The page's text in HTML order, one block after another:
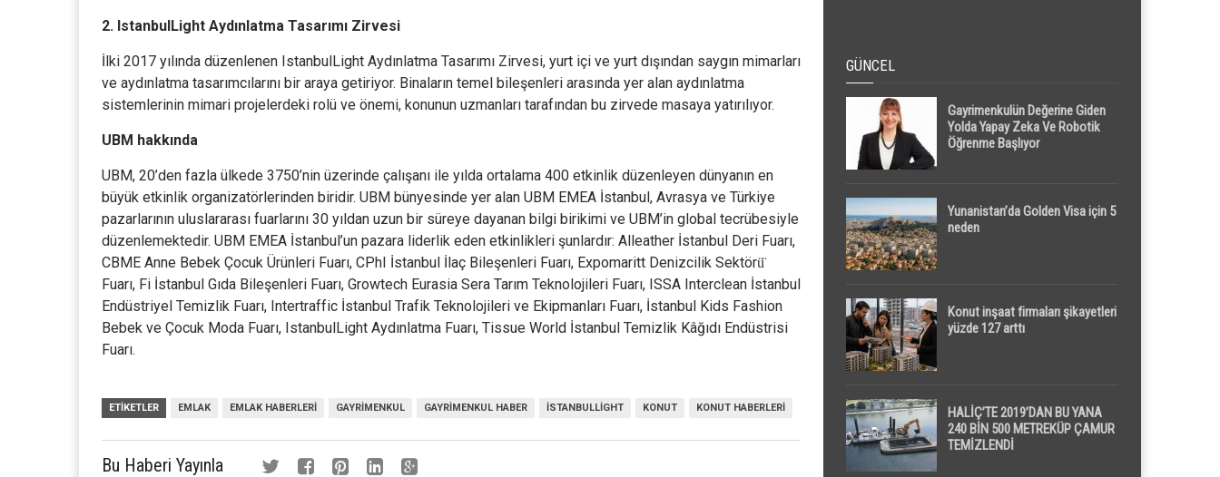
2. IstanbulLight Aydınlatma Tasarımı Zirvesi
İlki 2017 yılında düzenlenen IstanbulLight Aydınlatma Tasarımı Zirvesi, yurt içi ve yurt dışından saygın mimarları
ve aydınlatma tasarımcılarını bir araya getiriyor. Binaların temel bileşenleri arasında yer alan aydınlatma
sistemlerinin mimari projelerdeki rolü ve önemi, konunun uzmanları tarafından bu zirvede masaya yatırılıyor.
UBM hakkında
UBM, 20’den fazla ülkede 3750’nin üzerinde çalışanı ile yılda ortalama 400 etkinlik düzenleyen dünyanın en
büyük etkinlik organizatörlerinden biridir. UBM bünyesinde yer alan UBM EMEA İstanbul, Avrasya ve Türkiye
pazarlarının uluslararası fuarlarını 30 yıldan uzun bir süreye dayanan bilgi birikimi ve UBM’in global tecrübesiyle
düzenlemektedir. UBM EMEA İstanbul’un pazara liderlik eden etkinlikleri şunlardır: Alleather İstanbul Deri Fuarı,
CBME Anne Bebek Çocuk Ürünleri Fuarı, CPhI İstanbul İlaç Bileşenleri Fuarı, Expomaritt Denizcilik Sektörü̈
Fuarı, Fi İstanbul Gıda Bileşenleri Fuarı, Growtech Eurasia Sera Tarım Teknolojileri Fuarı, ISSA Interclean İstanbul
Endüstriyel Temizlik Fuarı, Intertraffic İstanbul Trafik Teknolojileri ve Ekipmanları Fuarı, İstanbul Kids Fashion
Bebek ve Çocuk Moda Fuarı, IstanbulLight Aydınlatma Fuarı, Tissue World İstanbul Temizlik Kâğıdı Endüstrisi
Fuarı.
ETIKETLER EMLAK EMLAK HABERLERI GAYRIMENKUL GAYRIMENKUL HABER ISTANBULLIGHT KONUT KONUT HABERLERI
Bu Haberi Yayınla
GÜNCEL
Gayrimenkulün Değerine Giden
Yolda Yapay Zeka Ve Robotik
Öğrenme Başlıyor
Yunanistan’da Golden Visa için 5
neden
Konut inşaat firmaları şikayetleri
yüzde 127 arttı
HALİÇ’TE 2019’DAN BU YANA
240 BİN 500 METREKÜP ÇAMUR
TEMİZLENDİ